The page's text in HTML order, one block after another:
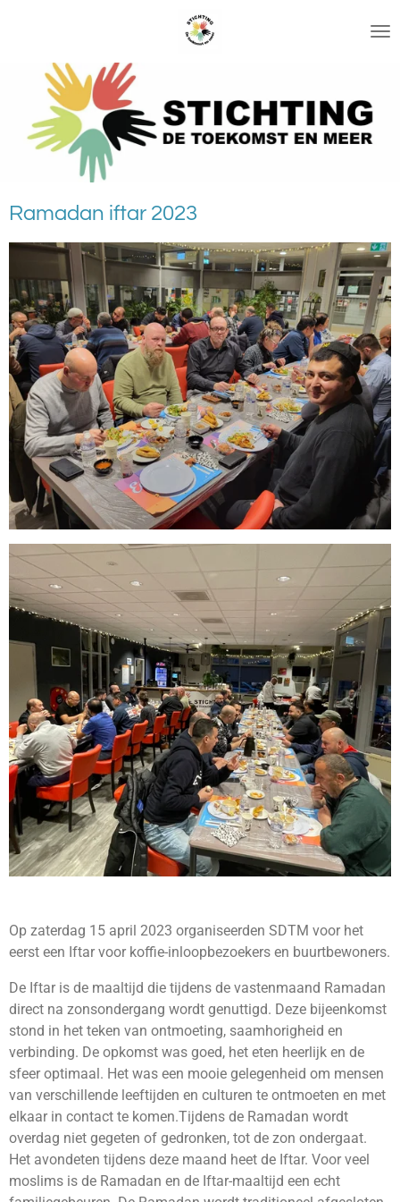
hoofdinhoud
Ramadan iftar 2023
Op zaterdag 15 april 2023 organiseerden SDTM voor het
eerst een Iftar voor koffie-inloopbezoekers en buurtbewoners.
De Iftar is de maaltijd die tijdens de vastenmaand Ramadan
direct na zonsondergang wordt genuttigd. Deze bijeenkomst
stond in het teken van ontmoeting, saamhorigheid en
verbinding. De opkomst was goed, het eten heerlijk en de
sfeer optimaal. Het was een mooie gelegenheid om mensen
van verschillende leeftijden en culturen te ontmoeten en met
elkaar in contact te komen.Tijdens de Ramadan wordt
overdag niet gegeten of gedronken, tot de zon ondergaat.
Het avondeten tijdens deze maand heet de Iftar. Voor veel
moslims is de Ramadan en de Iftar-maaltijd een echt